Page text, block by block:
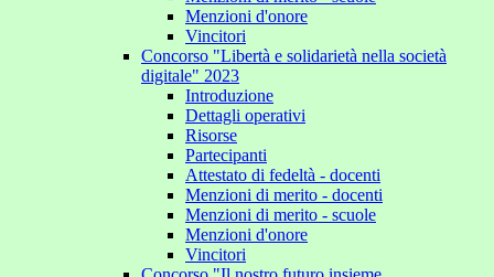
Menzioni d'onore
Vincitori
Concorso "Libertà e solidarietà nella società
digitale" 2023
Introduzione
Dettagli operativi
Risorse
Partecipanti
Attestato di fedeltà - docenti
Menzioni di merito - docenti
Menzioni di merito - scuole
Menzioni d'onore
Vincitori